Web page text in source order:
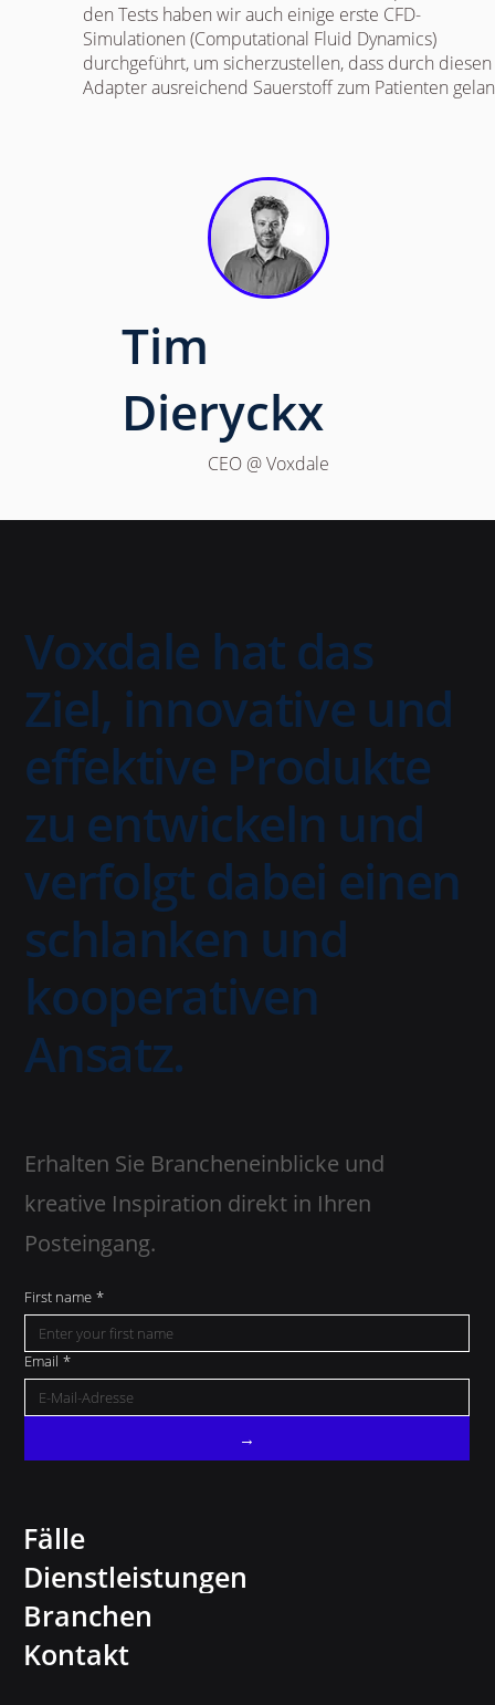
den Tests haben wir auch einige erste CFD-
Simulationen (Computational Fluid Dynamics)
durchgeführt, um sicherzustellen, dass durch diesen
Adapter ausreichend Sauerstoff zum Patienten
Tim
Dieryckx
CEO @ Voxdale
Fälle
Dienstleistungen
Branchen
Kontakt
Voxdale hat das
Ziel, innovative und
effektive Produkte
zu entwickeln und
verfolgt dabei einen
schlanken und
kooperativen
Ansatz.
Erhalten Sie Brancheneinblicke und
kreative Inspiration direkt in Ihren
Posteingang.
First name *
Email *
→